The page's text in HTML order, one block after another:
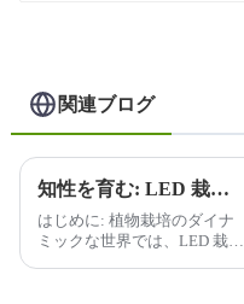
関連ブログ
知性を育む: LED 栽培ライトで未来を照らす
はじめに: 植物栽培のダイナ
ミックな世界では、LED 栽培